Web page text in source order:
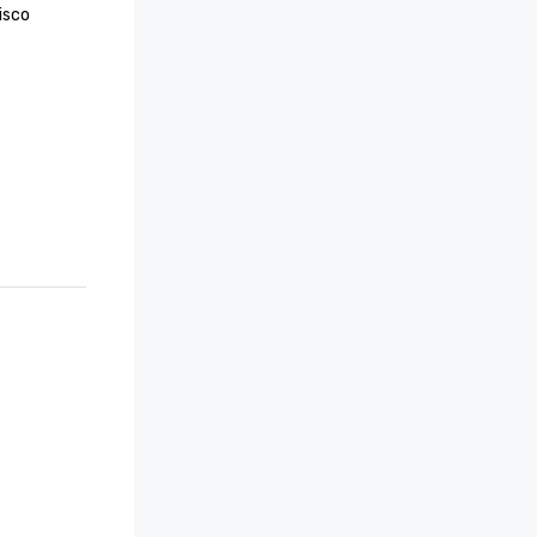
Jahr